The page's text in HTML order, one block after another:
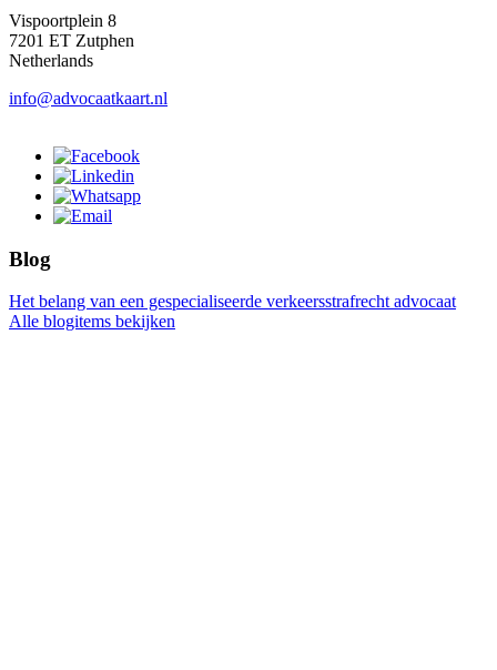
Vispoortplein 8
7201 ET Zutphen
Netherlands
info@advocaatkaart.nl
Blog
Het belang van een gespecialiseerde verkeersstrafrecht advocaat
Alle blogitems bekijken